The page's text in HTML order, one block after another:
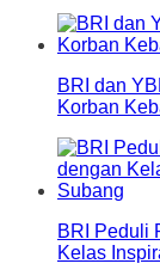
BRI dan
Korban
BRI Peduli
Kelas